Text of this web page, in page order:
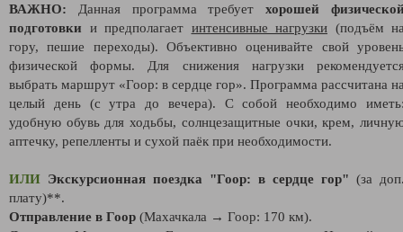
ВАЖНО: Данная программа требуетхорошей
подготовки и предполагает интенсивные нагрузки (подъём
гору, пешие переходы). Объективно оценивайте свой
физической формы. Для снижения нагрузки
выбрать маршрут «Гоор: в сердце гор». Программа рассчитана
целый день (с утра до вечера). С собой необходимо
удобную обувь для ходьбы, солнцезащитные очки, крем,
аптечку, репелленты и сухой паёк при необходимости.
ИЛИ Экскурсионная поездка "Гоор: в сердце гор" (за
плату)**.
Отправление в Гоор (Махачкала → Гоор: 170 км).